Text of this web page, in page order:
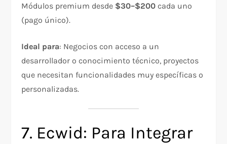
Módulos premium desde $30–$200 cada uno
(pago único).
Ideal para: Negocios con acceso a un
desarrollador o conocimiento técnico, proyectos
que necesitan funcionalidades muy específicas o
personalizadas.
7. Ecwid: Para Integrar